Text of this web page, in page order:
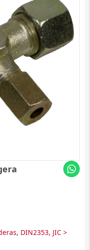
DIN2353, JIC >